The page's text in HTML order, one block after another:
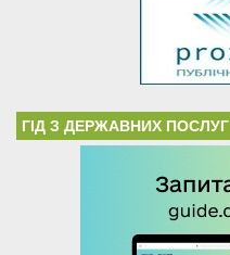
ГІД З ДЕРЖАВНИХ ПОСЛУГ